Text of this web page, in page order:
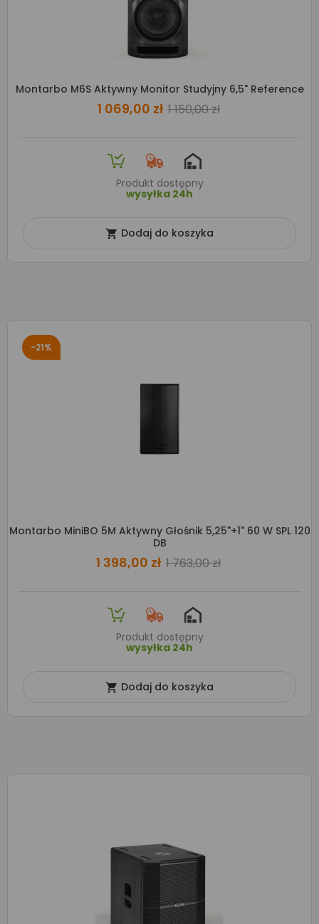
Montarbo M6S Aktywny Monitor Studyjny 6,5" Reference
1 069,00 zł 1 150,00 zł
Produkt dostępny
wysyłka 24h
 Dodaj do koszyka
-21%
Montarbo MiniBO 5M Aktywny Głośnik 5,25"+1" 60 W SPL 120
DB
1 398,00 zł 1 763,00 zł
Produkt dostępny
wysyłka 24h
 Dodaj do koszyka